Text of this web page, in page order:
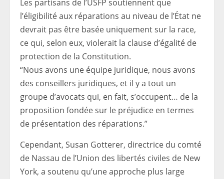
Les partisans de l’USFP soutiennent que
l’éligibilité aux réparations au niveau de l’État ne
devrait pas être basée uniquement sur la race,
ce qui, selon eux, violerait la clause d’égalité de
protection de la Constitution.
“Nous avons une équipe juridique, nous avons
des conseillers juridiques, et il y a tout un
groupe d’avocats qui, en fait, s’occupent… de la
proposition fondée sur le préjudice en termes
de présentation des réparations.”
Cependant, Susan Gotterer, directrice du comté
de Nassau de l’Union des libertés civiles de New
York, a soutenu qu’une approche plus large